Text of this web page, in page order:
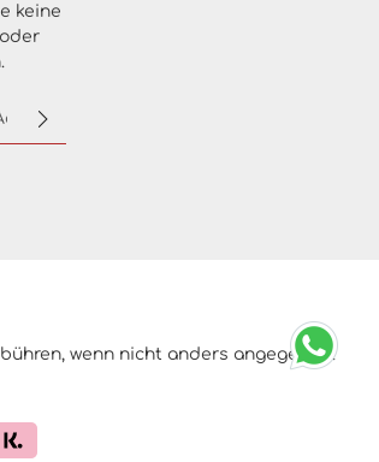
keine
wenn nicht anders angegeben.